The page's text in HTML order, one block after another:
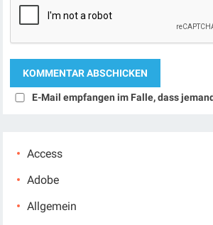
E-Mail empfangen im Falle, dass
Access
Adobe
Allgemein